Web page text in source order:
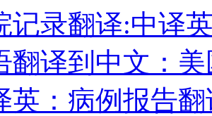
记录翻译:中译
翻译到中文：
英：病例报告